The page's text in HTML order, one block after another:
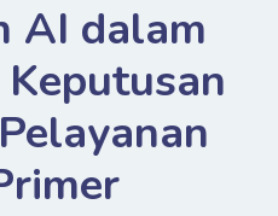
AI dalam